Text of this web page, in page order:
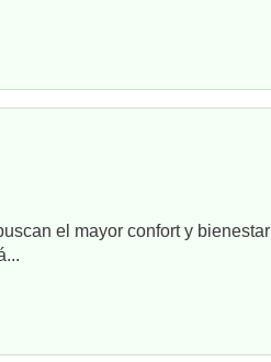
el mayor confort y bienestar